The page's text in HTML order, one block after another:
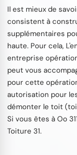
Il est mieux de
consistent à
supplémentaires
haute. Pour cela,
entreprise
peut vous
pour cette
autorisation pour
démonter le toit
Si vous êtes à Oo
Toiture 31.